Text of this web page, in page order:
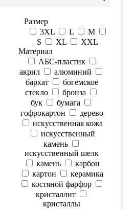
Размер
3XL
L
M
S
XL
XXL
Материал
АБС-пластик
акрил
алюминий
бархат
богемское
стекло
бронза
бук
бумага
гофрокартон
дерево
искусственная кожа
искусственный
камень
искусственный шелк
камень
карбон
картон
керамика
костяной фарфор
кристаллит
кристаллы